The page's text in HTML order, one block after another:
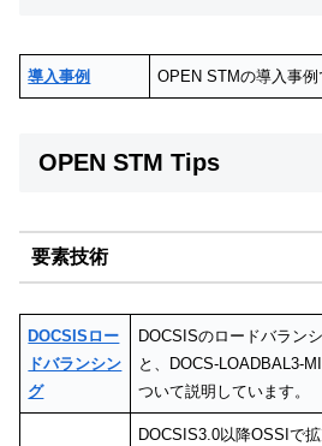
導入事例 OPEN STMの導入事例
OPEN STM Tips
要素技術
DOCSISロー
ドバランシン
グ
DOCSISのロードバラン
と、DOCS-LOADBAL3-
ついて説明しています。
DOCSIS3.0以降OSSIで